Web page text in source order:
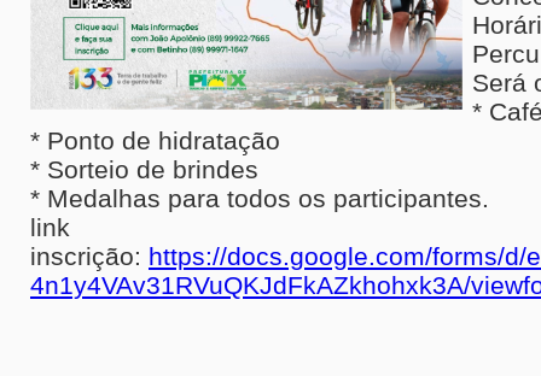
Será
*
* Ponto de hidratação
* Sorteio de brindes
* Medalhas para todos os participantes.
link
inscrição: https://docs.google.com/forms/d/
4n1y4VAv31RVuQKJdFkAZkhohxk3A/